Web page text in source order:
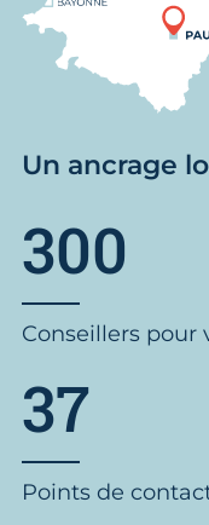
Un ancrage
300
Conseillers pour
37
Points de